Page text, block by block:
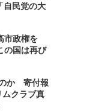
民党の大
市政権を
の国は再び
か 寄付報
クラブ真